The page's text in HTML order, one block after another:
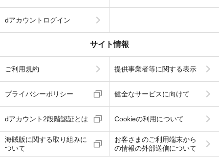
dアカウントログイン
サイト情報
ご利用規約 提供事業者等に関する表示
プライバシーポリシー 健全なサービスに向けて
dアカウント2段階認証とは Cookieの利用について
海賊版に関する取り組みに
ついて
お客さまのご利用端末から
の情報の外部送信について